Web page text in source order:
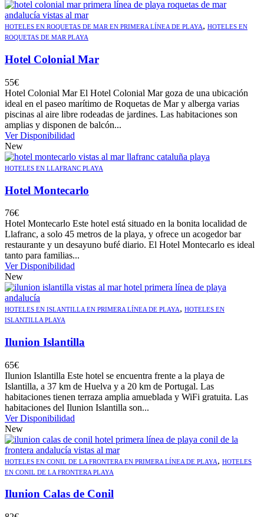
HOTELES EN ROQUETAS DE MAR EN PRIMERA LÍNEA DE PLAYA, HOTELES EN
ROQUETAS DE MAR PLAYA
Hotel Colonial Mar
55€
Hotel Colonial Mar El Hotel Colonial Mar goza de una ubicación
ideal en el paseo marítimo de Roquetas de Mar y alberga varias
piscinas al aire libre rodeadas de jardines. Las habitaciones son
amplias y disponen de balcón...
Ver Disponibilidad
New
HOTELES EN LLAFRANC PLAYA
Hotel Montecarlo
76€
Hotel Montecarlo Este hotel está situado en la bonita localidad de
Llafranc, a solo 45 metros de la playa, y ofrece un acogedor bar
restaurante y un desayuno bufé diario. El Hotel Montecarlo es ideal
tanto para familias...
Ver Disponibilidad
New
HOTELES EN ISLANTILLA EN PRIMERA LÍNEA DE PLAYA, HOTELES EN
ISLANTILLA PLAYA
Ilunion Islantilla
65€
Ilunion Islantilla Este hotel se encuentra frente a la playa de
Islantilla, a 37 km de Huelva y a 20 km de Portugal. Las
habitaciones tienen terraza amplia amueblada y WiFi gratuita. Las
habitaciones del Ilunion Islantilla son...
Ver Disponibilidad
New
HOTELES EN CONIL DE LA FRONTERA EN PRIMERA LÍNEA DE PLAYA, HOTELES
EN CONIL DE LA FRONTERA PLAYA
Ilunion Calas de Conil